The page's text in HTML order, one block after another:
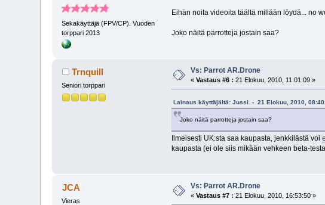
Sekakäyttäjä (FPV/CP). Vuoden
torppari 2013
Eihän noita videoita täältä millään löydä... no
Joko näitä parrotteja jostain saa?
Trnquill
Seniori torppari
Vs: Parrot AR.Drone
«Vastaus #6 : 21 Elokuu, 2010, 11:01:09 »
Lainaus käyttäjältä: Jussi. - 21 Elokuu, 2010,
Joko näitä parrotteja jostain saa?
Ilmeisesti UK:sta saa kaupasta, jenkkilästä voi
kaupasta (ei ole siis mikään vehkeen beta-
JCA
Vieras
Vs: Parrot AR.Drone
«Vastaus #7 : 21 Elokuu, 2010, 16:53:50 »